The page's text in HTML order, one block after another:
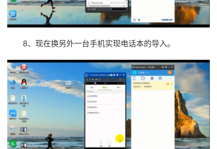
8、现在换另外一台手机实现电话本的导入。